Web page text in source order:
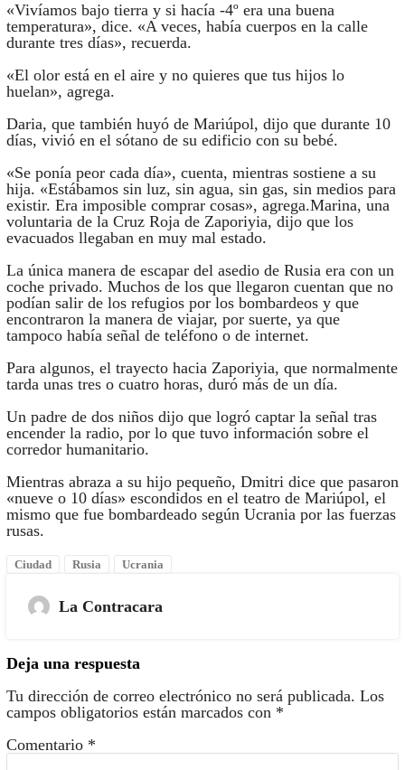
«Vivíamos bajo tierra y si hacía -4º era una buena
temperatura», dice. «A veces, había cuerpos en la calle
durante tres días», recuerda.
«El olor está en el aire y no quieres que tus hijos lo
huelan», agrega.
Daria, que también huyó de Mariúpol, dijo que durante 10
días, vivió en el sótano de su edificio con su bebé.
«Se ponía peor cada día», cuenta, mientras sostiene a su
hija. «Estábamos sin luz, sin agua, sin gas, sin medios para
existir. Era imposible comprar cosas», agrega.Marina, una
voluntaria de la Cruz Roja de Zaporiyia, dijo que los
evacuados llegaban en muy mal estado.
La única manera de escapar del asedio de Rusia era con un
coche privado. Muchos de los que llegaron cuentan que no
podían salir de los refugios por los bombardeos y que
encontraron la manera de viajar, por suerte, ya que
tampoco había señal de teléfono o de internet.
Para algunos, el trayecto hacia Zaporiyia, que normalmente
tarda unas tres o cuatro horas, duró más de un día.
Un padre de dos niños dijo que logró captar la señal tras
encender la radio, por lo que tuvo información sobre el
corredor humanitario.
Mientras abraza a su hijo pequeño, Dmitri dice que pasaron
«nueve o 10 días» escondidos en el teatro de Mariúpol, el
mismo que fue bombardeado según Ucrania por las fuerzas
rusas.
Ciudad Rusia Ucrania
La Contracara
Deja una respuesta
Tu dirección de correo electrónico no será publicada. Los
campos obligatorios están marcados con *
Comentario *